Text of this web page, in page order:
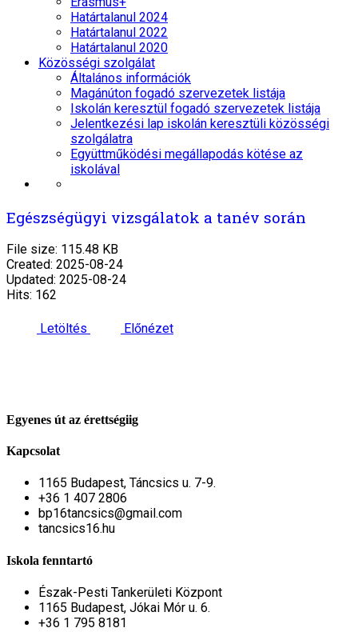
Határtalanul 2024
Határtalanul 2022
Határtalanul 2020
Közösségi szolgálat
Általános információk
Magánúton fogadó szervezetek listája
Iskolán keresztül fogadó szervezetek listája
Jelentkezési lap iskolán keresztüli közösségi
szolgálatra
Együttműködési megállapodás kötése az
iskolával
Egészségügyi vizsgálatok a tanév során
File size: 115.48 KB
Created: 2025-08-24
Updated: 2025-08-24
Hits: 162
Letöltés Előnézet
Egyenes út az érettségiig
Kapcsolat
1165 Budapest, Táncsics u. 7-9.
+36 1 407 2806
bp16tancsics@gmail.com
tancsics16.hu
Iskola fenntartó
Észak-Pesti Tankerületi Központ
1165 Budapest, Jókai Mór u. 6.
+36 1 795 8181